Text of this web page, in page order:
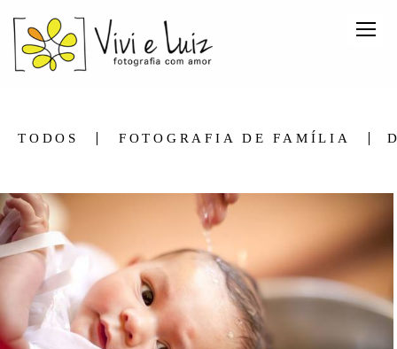
TODOS FOTOGRAFIA DE FAMÍLIA